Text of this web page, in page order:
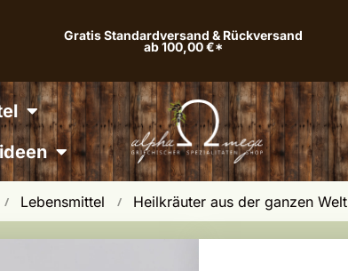
Gratis Standardversand & Rückversand
ab 100,00 €*
/ Lebensmittel / Heilkräuter aus der ganzen Welt